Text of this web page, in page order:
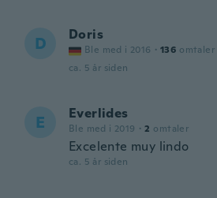
D Doris
Ble med i 2016 · 136 omtaler
ca. 5 år siden
E Everlides
Ble med i 2019 · 2 omtaler
Excelente muy lindo
ca. 5 år siden